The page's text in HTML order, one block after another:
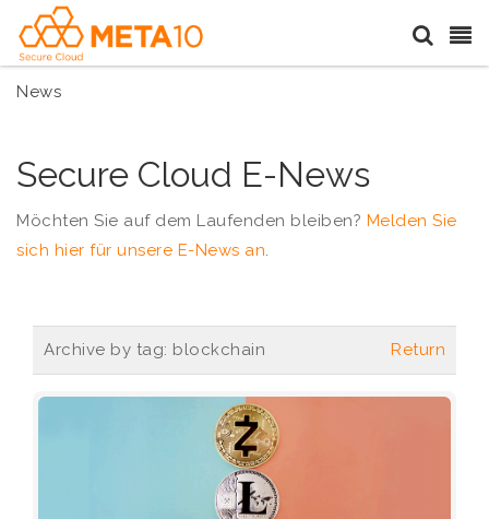
News
Secure Cloud E-News
Möchten Sie auf dem Laufenden bleiben? Melden Sie
sich hier für unsere E-News an.
Archive by tag: blockchain Return